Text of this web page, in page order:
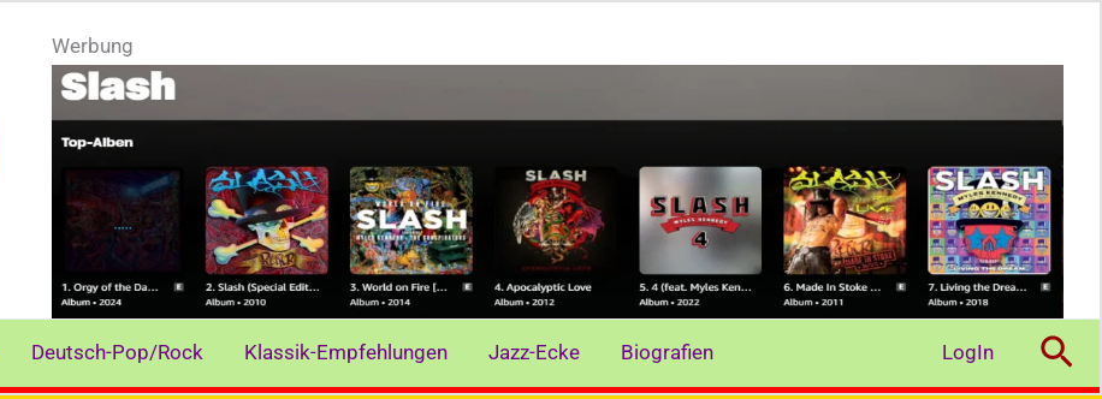
Werbung
Deutsch-Pop/Rock Klassik-Empfehlungen Jazz-Ecke Biografien LogIn